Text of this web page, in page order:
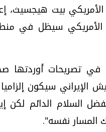
الأمريكي بيت هيجسيث،
سيظل في
تصريحات أوردتها
الإيراني سيكون
السلام الدائم لكن
المسار نفسه".
فيديو.. الإعلام
وتحديات هائلة
الخميس، 30 يوليو 2026 01:09 م
تحدث وكيف